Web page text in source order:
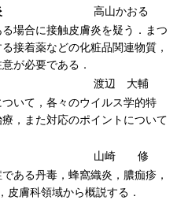
高山かおる
場合に接触皮膚炎を疑う．まつ
接着薬などの化粧品関連物質，
が必要である．
渡辺 大輔
いて，各々のウイルス学的特
，また対応のポイントについて
山崎 修
ある丹毒，蜂窩織炎，膿痂疹，
皮膚科領域から概説する．